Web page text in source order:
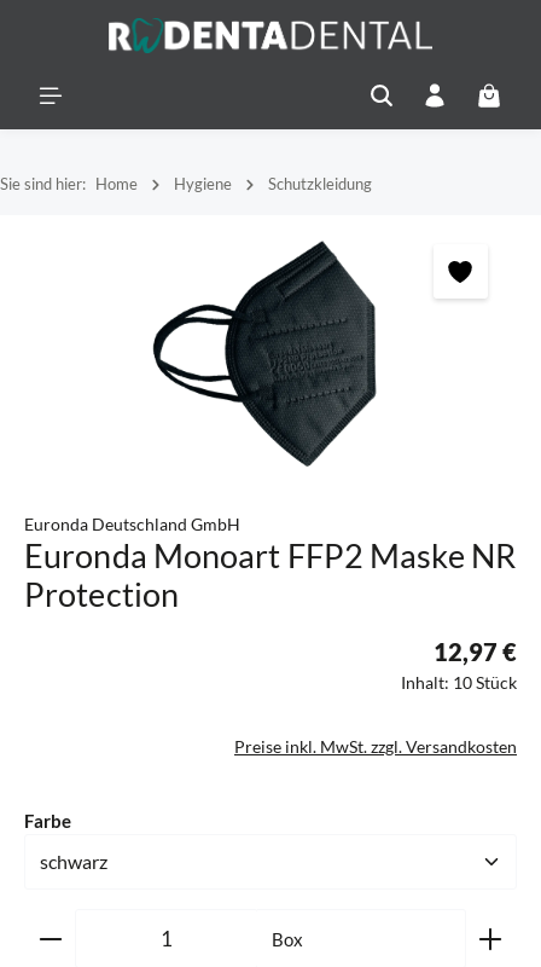
Sie sind hier: Home Hygiene Schutzkleidung
Euronda Deutschland GmbH
Euronda Monoart FFP2 Maske NR
Protection
12,97 €
Inhalt: 10 Stück
Preise inkl. MwSt. zzgl. Versandkosten
Farbeauswählen
Produkt Anzahl: Gib den gewünschten Wert ein oder
Box